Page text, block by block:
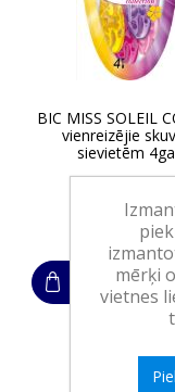
BIC MISS SOLEIL
vienreizējie
sievietēm
6,20€
Ielikt grozā
mērķi
vietnes